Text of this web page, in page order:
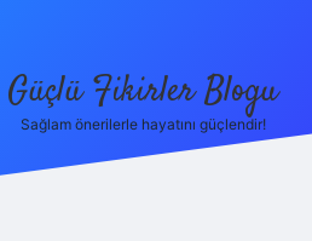
Güçlü Fikirler Blogu
Sağlam önerilerle hayatını güçlendir!